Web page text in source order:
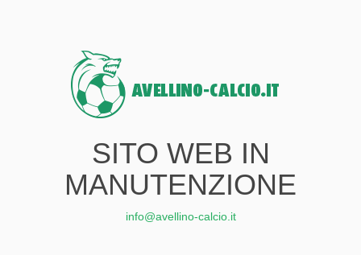
SITO WEB IN
MANUTENZIONE
info@avellino-calcio.it